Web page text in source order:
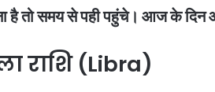
है तो समय से पही पहुंचे। आज के दिन
राशि (Libra)